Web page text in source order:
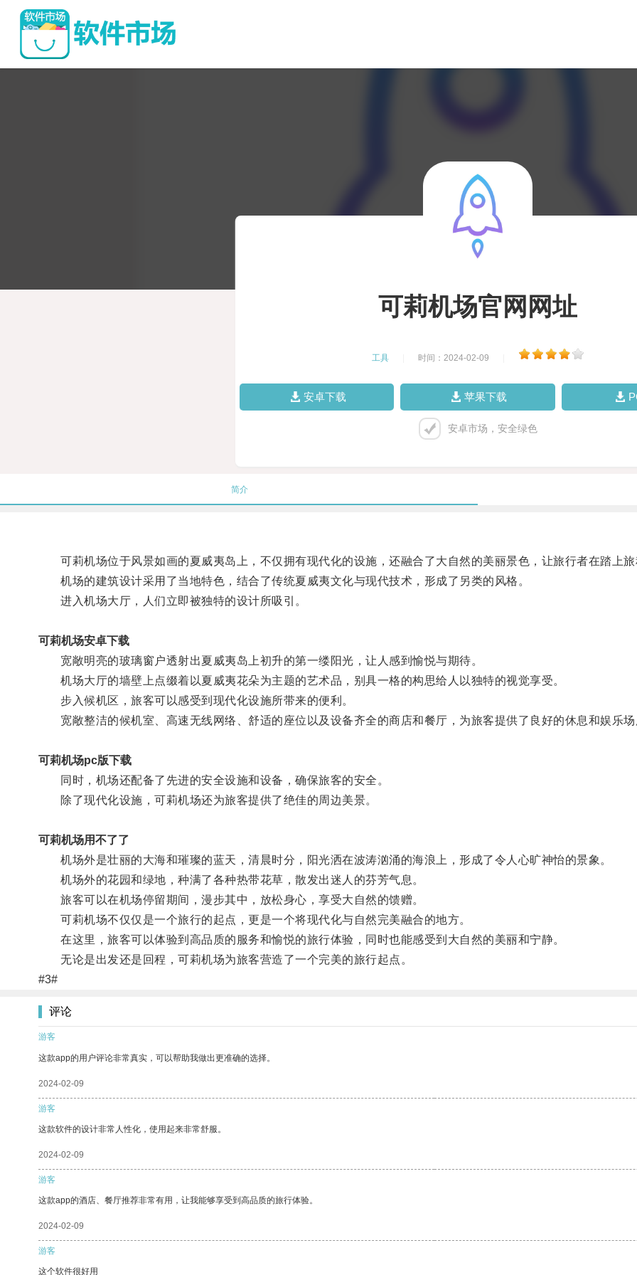
可莉机场官网网址
工具 时间：2024-02-09
安卓下载 苹果下载
安卓市场，安全绿色
简介
可莉机场位于风景如画的夏威夷岛上，不仅拥有现代化的设施，还融合了大自然的美丽景色，让旅行者在踏上
机场的建筑设计采用了当地特色，结合了传统夏威夷文化与现代技术，形成了另类的风格。
进入机场大厅，人们立即被独特的设计所吸引。
可莉机场安卓下载
宽敞明亮的玻璃窗户透射出夏威夷岛上初升的第一缕阳光，让人感到愉悦与期待。
机场大厅的墙壁上点缀着以夏威夷花朵为主题的艺术品，别具一格的构思给人以独特的视觉享受。
步入候机区，旅客可以感受到现代化设施所带来的便利。
宽敞整洁的候机室、高速无线网络、舒适的座位以及设备齐全的商店和餐厅，为旅客提供了良好的休息和娱乐
可莉机场pc版下载
同时，机场还配备了先进的安全设施和设备，确保旅客的安全。
除了现代化设施，可莉机场还为旅客提供了绝佳的周边美景。
可莉机场用不了了
机场外是壮丽的大海和璀璨的蓝天，清晨时分，阳光洒在波涛汹涌的海浪上，形成了令人心旷神怡的景象。
机场外的花园和绿地，种满了各种热带花草，散发出迷人的芬芳气息。
旅客可以在机场停留期间，漫步其中，放松身心，享受大自然的馈赠。
可莉机场不仅仅是一个旅行的起点，更是一个将现代化与自然完美融合的地方。
在这里，旅客可以体验到高品质的服务和愉悦的旅行体验，同时也能感受到大自然的美丽和宁静。
无论是出发还是回程，可莉机场为旅客营造了一个完美的旅行起点。
#3#
评论
游客
这款app的用户评论非常真实，可以帮助我做出更准确的选择。
2024-02-09
游客
这款软件的设计非常人性化，使用起来非常舒服。
2024-02-09
游客
这款app的酒店、餐厅推荐非常有用，让我能够享受到高品质的旅行体验。
2024-02-09
游客
这个软件很好用